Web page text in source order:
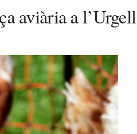
aviària a